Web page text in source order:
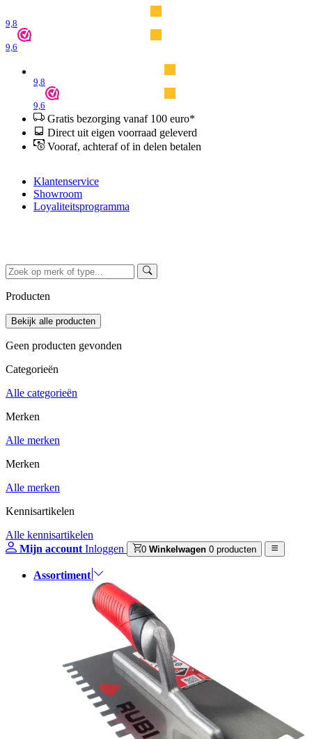
9,8
9,6
9,8
9,6
Gratis bezorging vanaf 100 euro*
Direct uit eigen voorraad geleverd
Vooraf, achteraf of in delen betalen
Klantenservice
Showroom
Loyaliteitsprogramma
Producten
Geen producten gevonden
Categorieën
Alle categorieën
Merken
Alle merken
Merken
Alle merken
Kennisartikelen
Alle kennisartikelen
Mijn account Inloggen 0 Winkelwagen 0 producten
Assortiment